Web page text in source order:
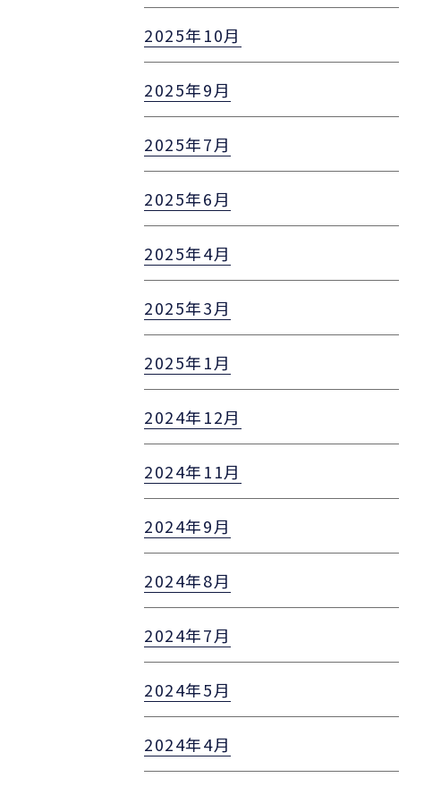
2025年10月
2025年9月
2025年7月
2025年6月
2025年4月
2025年3月
2025年1月
2024年12月
2024年11月
2024年9月
2024年8月
2024年7月
2024年5月
2024年4月